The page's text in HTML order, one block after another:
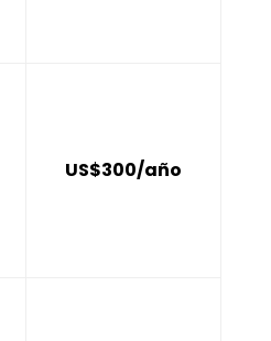
US$300/año